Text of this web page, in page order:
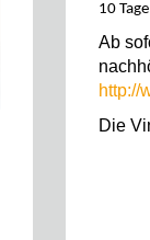
10
Ab
http://
Die